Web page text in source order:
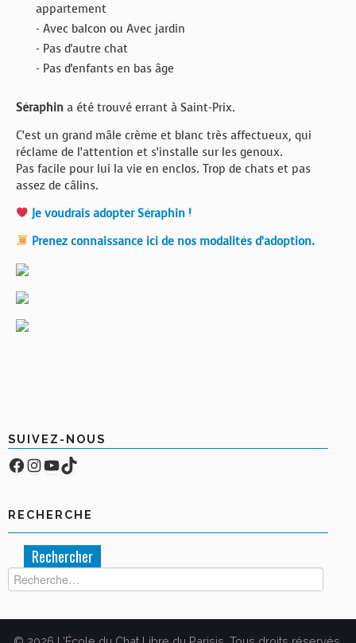
appartement
- Avec balcon ou Avec jardin
- Pas d'autre chat
- Pas d'enfants en bas âge
Séraphin a été trouvé errant à Saint-Prix.
C’est un grand mâle crème et blanc très affectueux, qui
réclame de l’attention et s’installe sur les genoux.
Pas facile pour lui la vie en enclos. Trop de chats et pas
assez de câlins.
Je voudrais adopter Séraphin !
Prenez connaissance ici de nos modalités d’adoption.
SUIVEZ-NOUS
Facebook
Compte Instagram
YouTube
TikTok
RECHERCHE
Rechercher :